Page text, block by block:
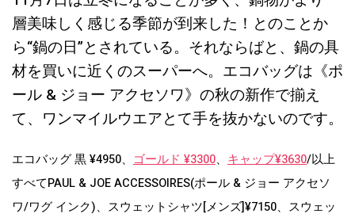
層美味しく感じる季節が到来した！とのことか
ら“鍋の日”とされている。それならばと、鍋の具
材を買いに近くのスーパーへ。エコバッグは《ポ
ール & ジョー アクセソワ》の秋の新作で揃え
て、ワンマイルウエアとて手を抜かないのです。
エコバッグ 黒 ¥4950、 ゴールド ¥3300、 キャップ¥3630/以上
すべてPAUL & JOE ACCESSOIRES(ポール & ジョー アクセソ
ワ/ワグ インク)、スウェットシャツ[メンズ]¥7150、スウェッ